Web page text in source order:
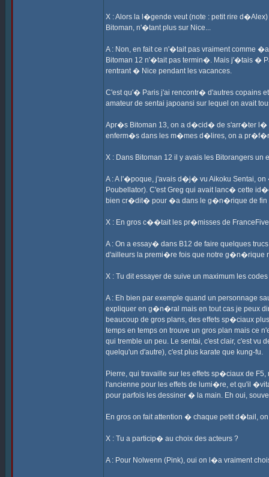
X : Alors la l�gende veut (note : petit rire
Bitoman, n'�tant plus sur Nice...
A : Non, en fait ce n'�tait pas vraiment comme
Bitoman 12 n'�tait pas termin�. Mais j'�tais �
rentrant � Nice pendant les vacances.
C'est qu'� Paris j'ai rencontr� d'autres copains
amateur de sentai japoansi sur lequel on avait
Apr�s Bitoman 13, on a d�cid� de s'arr�ter l�
enferm�s dans les m�mes d�lires, on a
X : Dans Bitoman 12 il y avais les Bitorangers
A : A l'�poque, j'avais d�j� vu Aikoku Sentai,
Poubellator). C'est Greg qui avait lanc� cette
bien cr�dit� pour �a dans le g�n�rique de fin
X : En gros c��tait les pr�misses de FranceFive
A : On a essay� dans B12 de faire quelques
d'ailleurs la premi�re fois que notre
X : Tu dit essayer de suive un maximum les
A : Eh bien par exemple quand un personnage
expliquer en g�n�ral mais en tout cas je peux
beaucoup de gros plans, des effets sp�ciaux
temps en temps on trouve un gros plan mais ce
qui tremble un peu. Le sentai, c'est clair, c'est
quelqu'un d'autre), c'est plus karate que kung-fu.
Pierre, qui travaille sur les effets sp�ciaux de
l'ancienne pour les effets de lumi�re, et qu'il
pour parfois les dessiner � la main. Eh oui,
En gros on fait attention � chaque petit d�tail,
X : Tu a particip� au choix des acteurs ?
A : Pour Nolwenn (Pink), oui on l�a vraiment